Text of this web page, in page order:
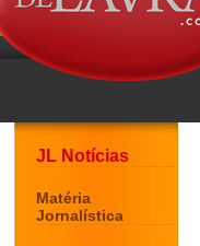
JL Notícias
Matéria
Jornalística